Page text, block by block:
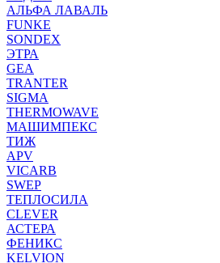
АЛЬФА ЛАВАЛЬ
FUNKE
SONDEX
ЭТРА
GEA
TRANTER
SIGMA
THERMOWAVE
МАШИМПЕКС
ТИЖ
APV
VICARB
SWEP
ТЕПЛОСИЛА
CLEVER
АСТЕРА
ФЕНИКС
KELVION